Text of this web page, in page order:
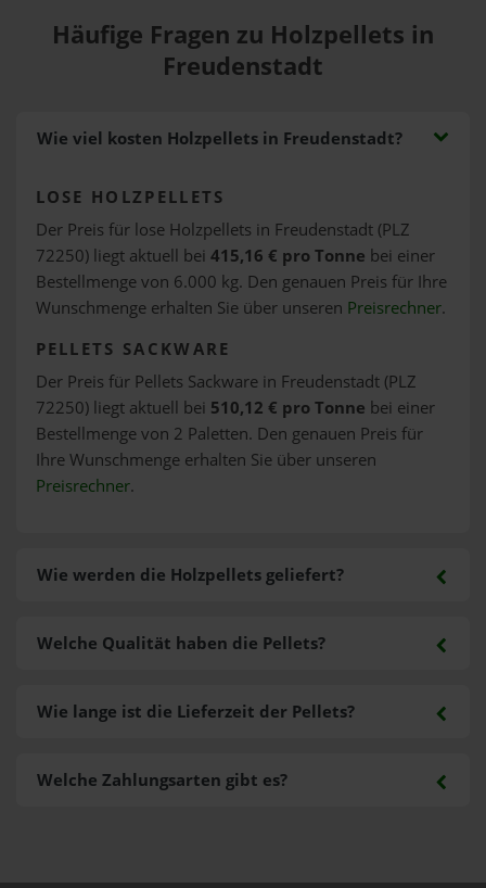
Häufige Fragen zu Holzpellets in
Freudenstadt
Wie viel kosten Holzpellets in Freudenstadt?
LOSE HOLZPELLETS
Der Preis für lose Holzpellets in Freudenstadt (PLZ
72250) liegt aktuell bei 415,16 € pro Tonne bei einer
Bestellmenge von 6.000 kg. Den genauen Preis für Ihre
Wunschmenge erhalten Sie über unseren Preisrechner.
PELLETS SACKWARE
Der Preis für Pellets Sackware in Freudenstadt (PLZ
72250) liegt aktuell bei 510,12 € pro Tonne bei einer
Bestellmenge von 2 Paletten. Den genauen Preis für
Ihre Wunschmenge erhalten Sie über unseren
Preisrechner.
Wie werden die Holzpellets geliefert?
Welche Zahlungsarten gibt es?
Welche Qualität haben die Pellets?
Wie lange ist die Lieferzeit der Pellets?